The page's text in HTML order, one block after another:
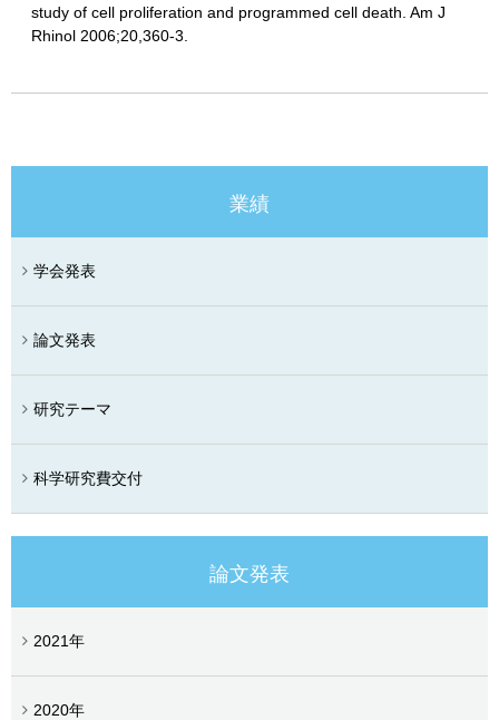
study of cell proliferation and programmed cell death. Am J
Rhinol 2006;20,360-3.
業績
学会発表
論文発表
研究テーマ
科学研究費交付
論文発表
2021年
2020年